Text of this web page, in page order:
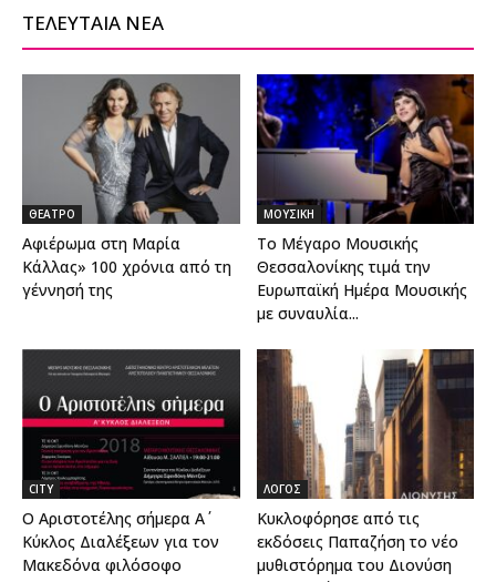
ΤΕΛΕΥΤΑΙΑ ΝΕΑ
ΘΕΑΤΡΟ
Αφιέρωμα στη Μαρία
Κάλλας» 100 χρόνια από τη
γέννησή της
ΜΟΥΣΙΚΗ
Το Μέγαρο Μουσικής
Θεσσαλονίκης τιμά την
Ευρωπαϊκή Ημέρα Μουσικής
με συναυλία...
CITY
Ο Αριστοτέλης σήμερα Α΄
Κύκλος Διαλέξεων για τον
Μακεδόνα φιλόσοφο
ΛΟΓΟΣ
Κυκλοφόρησε από τις
εκδόσεις Παπαζήση το νέο
μυθιστόρημα του Διονύση